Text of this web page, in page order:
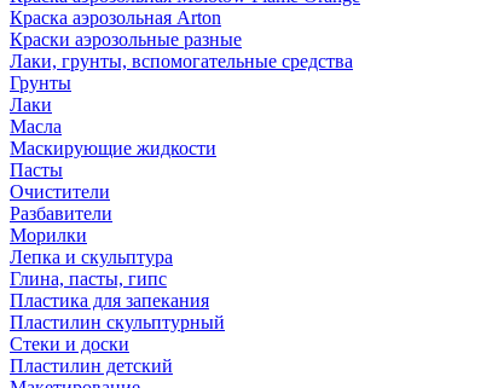
Краска аэрозольная Arton
Краски аэрозольные разные
Лаки, грунты, вспомогательные средства
Грунты
Лаки
Масла
Маскирующие жидкости
Пасты
Очистители
Разбавители
Морилки
Лепка и скульптура
Глина, пасты, гипс
Пластика для запекания
Пластилин скульптурный
Стеки и доски
Пластилин детский